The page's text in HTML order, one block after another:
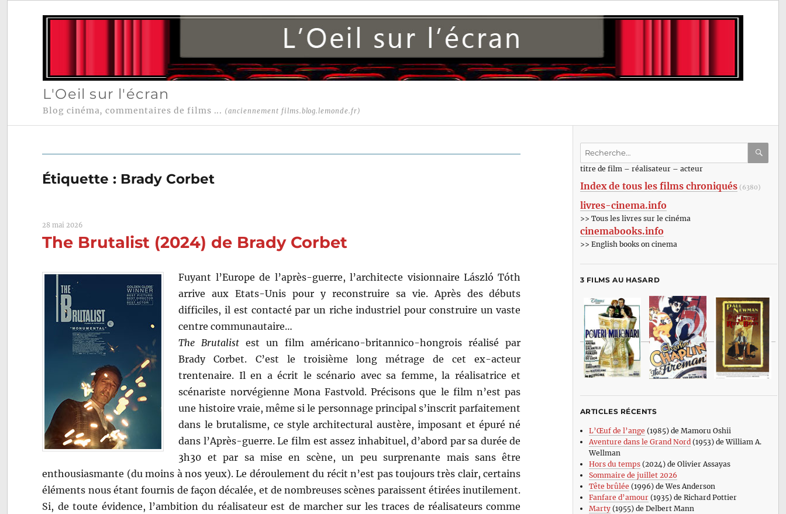
L'Oeil sur l'écran
Blog cinéma, commentaires de films ... (anciennement films.blog.lemonde.fr)
Étiquette : Brady Corbet
28 mai 2026
The Brutalist (2024) de Brady Corbet
Fuyant l’Europe de l’après-guerre, l’architecte visionnaire László Tóth
arrive aux Etats-Unis pour y reconstruire sa vie. Après des débuts
difficiles, il est contacté par un riche industriel pour construire un vaste
centre communautaire…
The Brutalist est un film américano-britannico-hongrois réalisé par
Brady Corbet. C’est le troisième long métrage de cet ex-acteur
trentenaire. Il en a écrit le scénario avec sa femme, la réalisatrice et
scénariste norvégienne Mona Fastvold. Précisons que le film n’est pas
une histoire vraie, même si le personnage principal s’inscrit parfaitement
dans le brutalisme, ce style architectural austère, imposant et épuré né
dans l’Après-guerre. Le film est assez inhabituel, d’abord par sa durée de
3h30 et par sa mise en scène, un peu surprenante mais sans être
enthousiasmante (du moins à nos yeux). Le déroulement du récit n’est pas toujours très clair, certains
éléments nous étant fournis de façon décalée, et de nombreuses scènes paraissent étirées inutilement.
Si, de toute évidence, l’ambition du réalisateur est de marcher sur les traces de réalisateurs comme
Recherche
:titre de film – réalisateur – acteur
Index de tous les films chroniqués (6380)
livres-cinema.info
>> Tous les livres sur le cinéma
cinemabooks.info
>> English books on cinema
3 FILMS AU HASARD
ARTICLES RÉCENTS
L’Œuf de l’ange (1985) de Mamoru Oshii
Aventure dans le Grand Nord(1953) de William A.
Wellman
Hors du temps(2024) de Olivier Assayas
Sommaire de juillet 2026
Tête brûlée (1996) de Wes Anderson
Fanfare d’amour(1935) de Richard Pottier
Marty(1955) de Delbert Mann